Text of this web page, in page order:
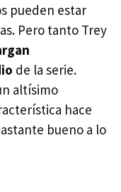
pueden estar
Pero tanto Trey
de la serie.
altísimo
hace
bueno a lo